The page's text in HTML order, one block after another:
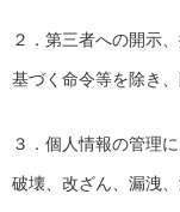
２．第三者への開示
基づく命令等を除き
３．個人情報の管理
破壊、改ざん、漏洩